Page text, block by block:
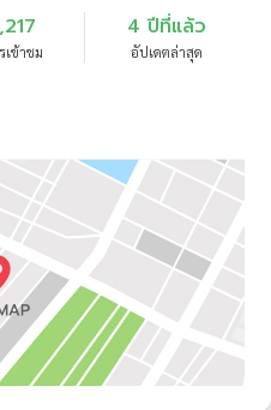
เข้าชม
4 ปีที่แล้ว
อัปเดตล่าสุด